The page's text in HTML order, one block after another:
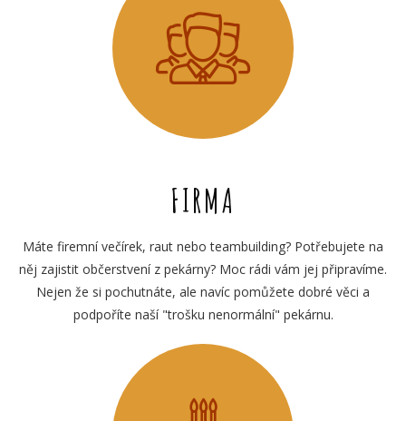
FIRMA
Máte firemní večírek, raut nebo teambuilding? Potřebujete na
něj zajistit občerstvení z pekárny? Moc rádi vám jej připravíme.
Nejen že si pochutnáte, ale navíc pomůžete dobré věci a
podpoříte naší "trošku nenormální" pekárnu.